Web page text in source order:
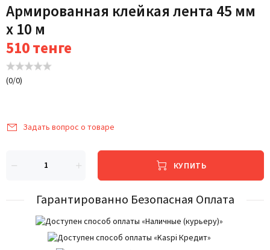
Армированная клейкая лента 45 мм
х 10 м
510тенге
(0/0)
Задать вопрос о товаре
КУПИТЬ
Гарантированно Безопасная Оплата